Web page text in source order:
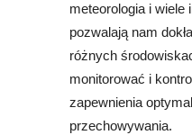
meteorologia i wiele
pozwalają nam
różnych
monitorować i
zapewnienia
przechowywania.